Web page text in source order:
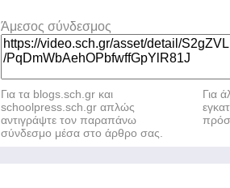
Άμεσος σύνδεσμος
Για τα blogs.sch.gr και
schoolpress.sch.gr απλώς
αντιγράψτε τον παραπάνω
σύνδεσμο μέσα στο άρθρο σας.
Για